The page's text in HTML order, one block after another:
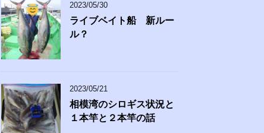
2023/05/30
ライブベイト船 新ルー
ル？
2023/05/21
相模湾のシロギス状況と
１本竿と２本竿の話